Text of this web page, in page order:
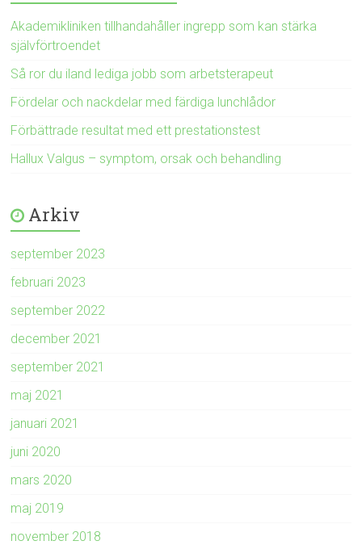
Akademikliniken tillhandahåller ingrepp som kan stärka
självförtroendet
Så ror du iland lediga jobb som arbetsterapeut
Fördelar och nackdelar med färdiga lunchlådor
Förbättrade resultat med ett prestationstest
Hallux Valgus – symptom, orsak och behandling
Arkiv
september 2023
februari 2023
september 2022
december 2021
september 2021
maj 2021
januari 2021
juni 2020
mars 2020
maj 2019
november 2018